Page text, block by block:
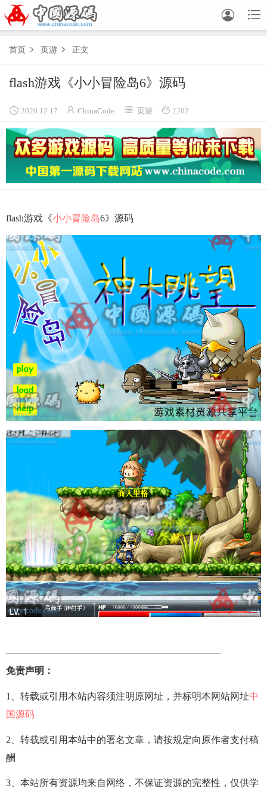


首页  页游  正文
flash游戏《小小冒险岛6》源码
 2020.12.17  ChinaCode  页游  2202
flash游戏《小小冒险岛6》源码
——————————————————————–
免责声明：
1、转载或引用本站内容须注明原网址，并标明本网站网址中
国源码
2、转载或引用本站中的署名文章，请按规定向原作者支付稿
酬
3、本站所有资源均来自网络，不保证资源的完整性，仅供学